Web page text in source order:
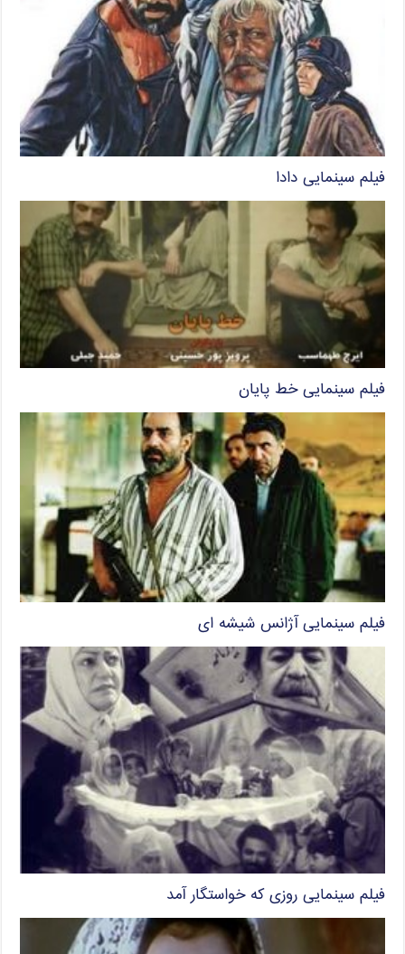
فیلم سینمایی دادا
فیلم سینمایی خط پایان
فیلم سینمایی آژانس شیشه ای
فیلم سینمایی روزی که خواستگار آمد